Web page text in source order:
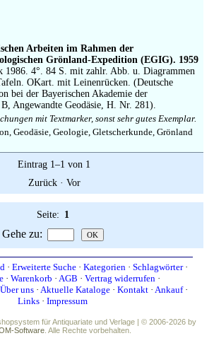
Arbeiten im Rahmen der
Grönland-Expedition (EGIG). 1959
1986. 4°. 84 S. mit zahlr. Abb. u. Diagrammen
OKart. mit Leinenrücken. (Deutsche
bei der Bayerischen Akademie der
Angewandte Geodäsie, H. Nr. 281).
mit Textmarker, sonst sehr gutes Exemplar.
Geodäsie, Geologie, Gletscherkunde, Grönland
Eintrag 1–1 von 1
Zurück· Vor
Seite: 1
Gehe zu:
· Erweiterte Suche· Kategorien· Schlagwörter·
· Warenkorb · AGB · Vertrag widerrufen ·
Über uns· Aktuelle Kataloge· Kontakt· Ankauf·
Links· Impressum
für Antiquariate und Verlage | © 2006-2026 by
Software. Alle Rechte vorbehalten.